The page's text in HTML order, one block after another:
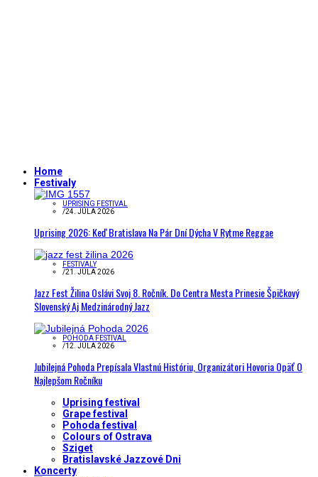
Home
Festivaly
UPRISING FESTIVAL
/24. JÚLA 2026
Uprising 2026: Keď Bratislava Na Pár Dní Dýcha V Rytme Reggae
FESTIVALY
/21. JÚLA 2026
Jazz Fest Žilina Oslávi Svoj 8. Ročník. Do Centra Mesta Prinesie Špičkový
Slovenský Aj Medzinárodný Jazz
POHODA FESTIVAL
/12. JÚLA 2026
Jubilejná Pohoda Prepísala Vlastnú Históriu, Organizátori Hovoria Opäť O
Najlepšom Ročníku
Uprising festival
Grape festival
Pohoda festival
Colours of Ostrava
Sziget
Bratislavské Jazzové Dni
Koncerty